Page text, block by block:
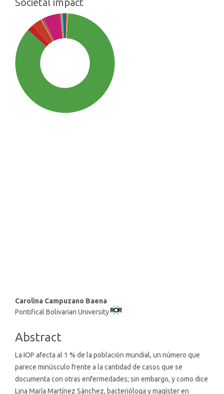
Societal impact
Main
Article
Carolina Campuzano Baena
Pontifical Bolivarian University
Abstract
La IOP afecta al 1 % de la población mundial, un número que
parece minúsculo frente a la cantidad de casos que se
documenta con otras enfermedades; sin embargo, y como dice
Lina María Martínez Sánchez, bacterióloga y magíster en